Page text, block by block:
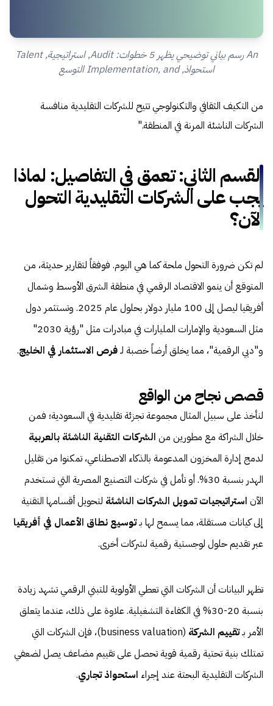
An رسم بياني توضيحي يظهر 5 خطوات: Audit, استراتيجية, Talent
استحواذ, Implementation, and التوسع
من التكيف الثقافي والتكنولوجي تتيح للشركات التقليدية منافسة
الشركات الناشئة المرنة في المنطقة."
القسم الثاني: تعمق في التفاصيل: لماذا
يجب على الشركات التقليدية التحول
الآن؟
لم تكن ضرورة التحول ملحة كما هي اليوم. فوفقاً لتقارير حديثة، من
المتوقع أن ينمو الاقتصاد الرقمي في منطقة الشرق الأوسط وشمال
أفريقيا ليصل إلى 100 مليار دولار بحلول عام 2025. وتستثمر دول
مثل السعودية والإمارات المليارات في مبادرات مثل "رؤية 2030"
و"دبي الرقمية"، مما يخلق أرضاً خصبة لـفرص الاستثمار في الخليج.
قصص نجاح من الواقع
لنأخذ على سبيل المثال مجموعة تجزئة تقليدية في السعودية؛ فمن
خلال الشراكة مع مطورين من الشركات التقنية الناشئة بالعربية
لدمج إدارة المخزون المدعومة بالذكاء الاصطناعي، تمكنوا من تقليل
الهدر بنسبة 30%. أو تأمل في شركات التصنيع المصرية التي تستخدم
الآن استراتيجيات تمويل الشركات الناشئة لتحويل أقسامها التقنية
إلى كيانات مستقلة، مما يسمح لها بـتوسيع نطاق الأعمال في أفريقيا
عبر تقديم حلول لوجستية رقمية لشركات أخرى.
تظهر البيانات أن الشركات التي تعطي الأولوية للتبني الرقمي تشهد زيادة
بنسبة 20-30% في الكفاءة التشغيلية. علاوة على ذلك، عندما يتعلق
الأمر بـتقييم الشركة
(business valuation)، فإن الشركات التي
تمتلك بنية تحتية رقمية قوية تحصل على تقييم مضاعف يصل لضعفي
الشركات التقليدية البحتة عند إجراء استحواذ تجاري.